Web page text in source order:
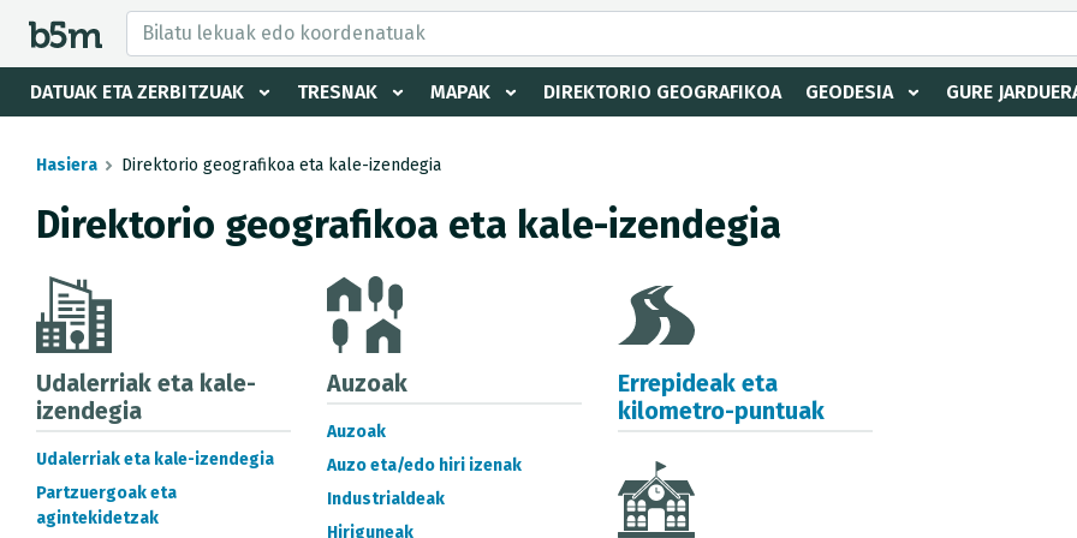
DATUAK ETA ZERBITZUAK TRESNAK MAPAK DIREKTORIO GEOGRAFIKOA GEODESIA GURE
eta direktorioa izkutatu
Hasiera Direktorio geografikoa eta kale-izendegia
Direktorio geografikoa eta kale-izendegia
Udalerriak eta kale-
izendegia
Udalerriak eta kale-izendegia
Partzuergoak eta
agintekidetzak
Auzoak
Auzoak
Auzo eta/edo hiri izenak
Industrialdeak
Hiriguneak
Errepideak eta
kilometro-puntuak